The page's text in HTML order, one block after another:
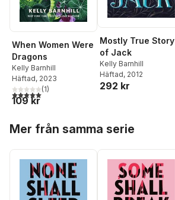
When Women Were
Dragons
Kelly Barnhill
Häftad, 2023
5,0utav 5 stjärnor. Totalt antal röster:
(1)
109 kr
Mostly True Story
of Jack
Kelly Barnhill
Häftad, 2012
292 kr
Mer från samma serie